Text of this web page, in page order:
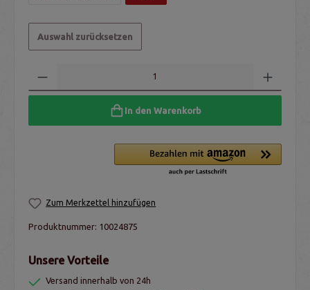
Auswahl zurücksetzen
In den Warenkorb
Zum Merkzettel hinzufügen
Produktnummer: 10024875
Unsere Vorteile
Versand innerhalb von 24h